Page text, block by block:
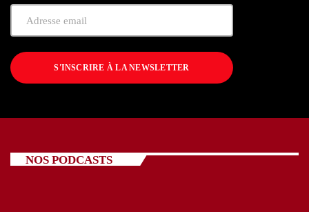
S'INSCRIRE À LA NEWSLETTER
NOS PODCASTS